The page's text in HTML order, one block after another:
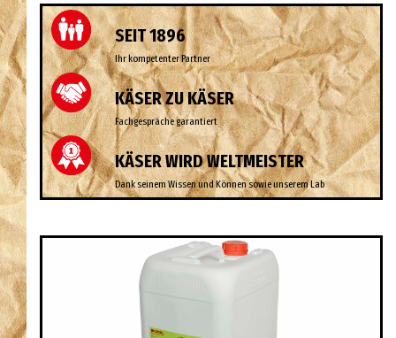
SEIT 1896
Ihr kompetenter Partner
KÄSER ZU KÄSER
Fachgespräche garantiert
KÄSER WIRD WELTMEISTER
Dank seinem Wissen und Können sowie unserem Lab